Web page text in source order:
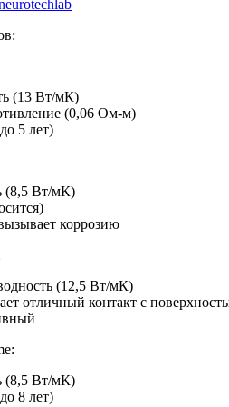
(13 Вт/мК)
(0,06 Ом-м)
5 лет)
(8,5 Вт/мК)
коррозию
(12,5 Вт/мК)
отличный контакт с
(8,5 Вт/мК)
8 лет)